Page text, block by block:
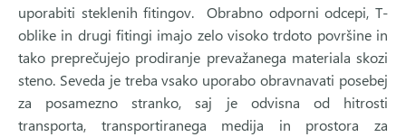
uporabiti steklenih fitingov. ‍ Obrabno odporni odcepi, T-
oblike in drugi fitingi imajo zelo visoko trdoto površine in
tako preprečujejo prodiranje prevažanega materiala skozi
steno. Seveda je treba vsako uporabo obravnavati posebej
za posamezno stranko, saj je odvisna od hitrosti
transporta, transportiranega medija in prostora za